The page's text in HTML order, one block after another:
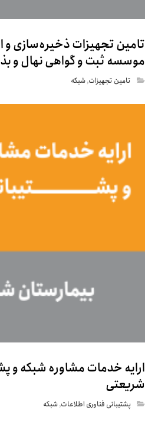
تامین تجهیزات ذخیره‌سازی و
موسسه ثبت و گواهی نهال و
تامین تجهیزات,شبکه
ارایه خدمات مشاوره شبکه و
شریعتی
پشتیبانی فناوری اطلاعات,شبکه